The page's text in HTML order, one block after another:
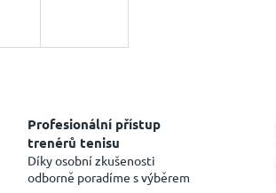
Profesionální přístup
trenérů tenisu
Díky osobní zkušenosti
odborně poradíme s výběrem